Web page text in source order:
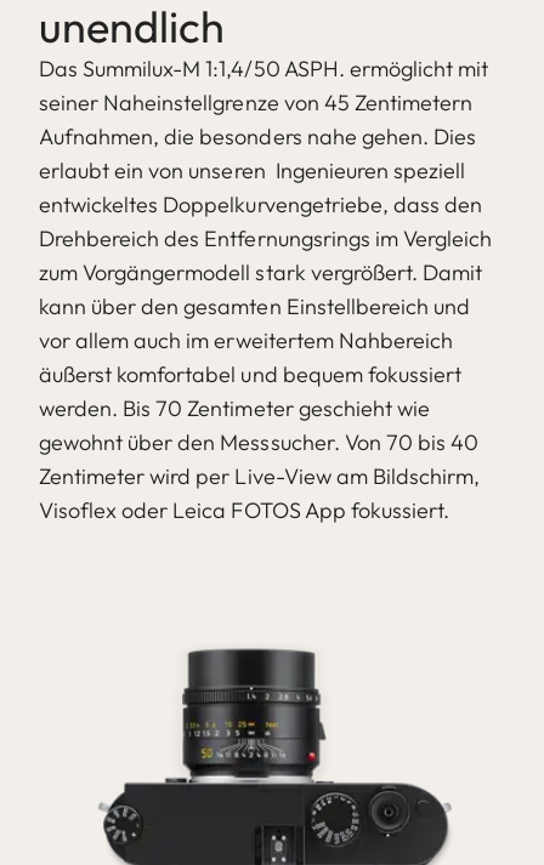
unendlich
Das Summilux-M 1:1,4/50 ASPH. ermöglicht mit
seiner Naheinstellgrenze von 45 Zentimetern
Aufnahmen, die besonders nahe gehen. Dies
erlaubt ein von unseren Ingenieuren speziell
entwickeltes Doppelkurvengetriebe, dass den
Drehbereich des Entfernungsrings im Vergleich
zum Vorgängermodell stark vergrößert. Damit
kann über den gesamten Einstellbereich und
vor allem auch im erweitertem Nahbereich
äußerst komfortabel und bequem fokussiert
werden. Bis 70 Zentimeter geschieht wie
gewohnt über den Messsucher. Von 70 bis 40
Zentimeter wird per Live-View am Bildschirm,
Visoflex oder Leica FOTOS App fokussiert.